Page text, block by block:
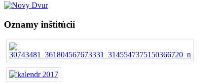
Oznamy inštitúcií